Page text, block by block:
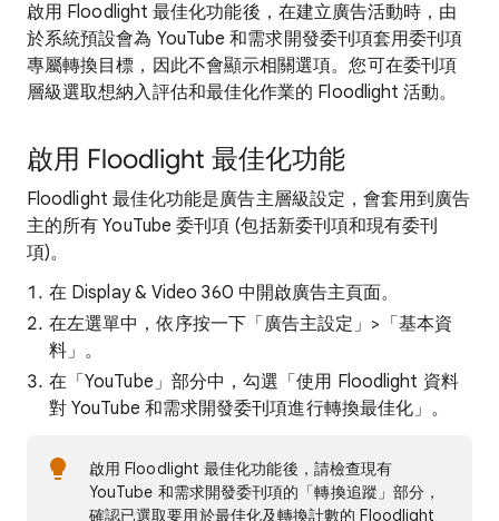
啟用 Floodlight 最佳化功能後，在建立廣告活動時，由
於系統預設會為 YouTube 和需求開發委刊項套用委刊項
專屬轉換目標，因此不會顯示相關選項。您可在委刊項
層級選取想納入評估和最佳化作業的 Floodlight 活動。
啟用 Floodlight 最佳化功能
Floodlight 最佳化功能是廣告主層級設定，會套用到廣告
主的所有 YouTube 委刊項 (包括新委刊項和現有委刊
項)。
在 Display & Video 360 中開啟廣告主頁面。
在左選單中，依序按一下「廣告主設定」>「基本資
料」 。
在「YouTube」 部分中，勾選「使用 Floodlight 資料
對 YouTube 和需求開發委刊項進行轉換最佳化」 。
啟用 Floodlight 最佳化功能後，請檢查現有
YouTube 和需求開發委刊項的「轉換追蹤」 部分，
確認已選取要用於最佳化及轉換計數的 Floodlight